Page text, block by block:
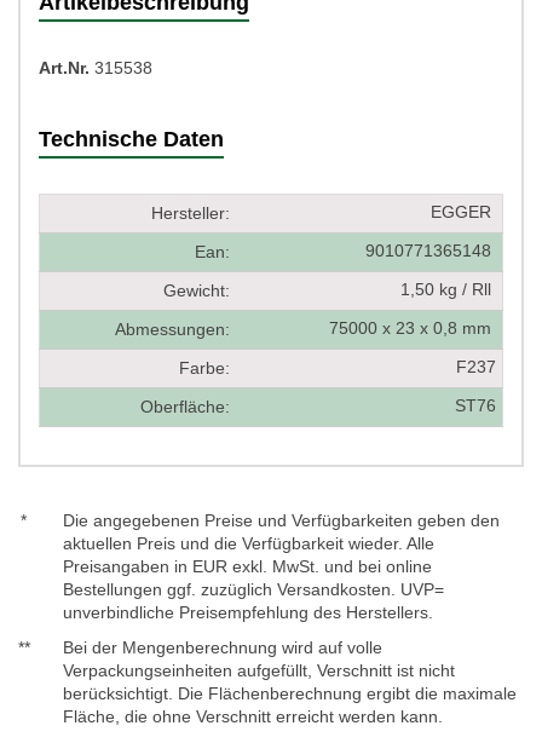
Art.Nr. 315538
Technische Daten
Hersteller: EGGER
Ean: 9010771365148
Gewicht: 1,50 kg / Rll
Abmessungen: 75000 x 23 x 0,8 mm
Farbe: F237
Oberfläche: ST76
*
Die angegebenen Preise und Verfügbarkeiten geben den
aktuellen Preis und die Verfügbarkeit wieder. Alle
Preisangaben in EUR exkl. MwSt. und bei online
Bestellungen ggf. zuzüglich Versandkosten. UVP=
unverbindliche Preisempfehlung des Herstellers.
**
Bei der Mengenberechnung wird auf volle
Verpackungseinheiten aufgefüllt, Verschnitt ist nicht
berücksichtigt. Die Flächenberechnung ergibt die maximale
Fläche, die ohne Verschnitt erreicht werden kann.